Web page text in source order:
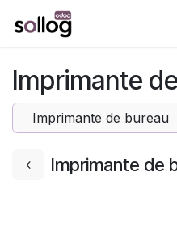
Se rendre au contenu
Imprimante
Imprimante de bureau
Imprimante de